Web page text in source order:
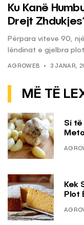
Ku Kanë
Drejt
Përpara viteve 90,
lëndinat e gjelbra
AGROWEB 3 JANAR,
MË TË
Si të
Kek
Plot